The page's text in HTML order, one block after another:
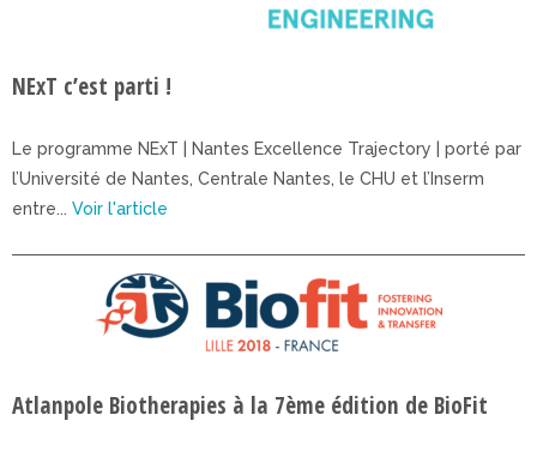
NExT c’est parti !
Le programme NExT | Nantes Excellence Trajectory | porté par
l’Université de Nantes, Centrale Nantes, le CHU et l’Inserm
entre... Voir l'article
Atlanpole Biotherapies à la 7ème édition de BioFit